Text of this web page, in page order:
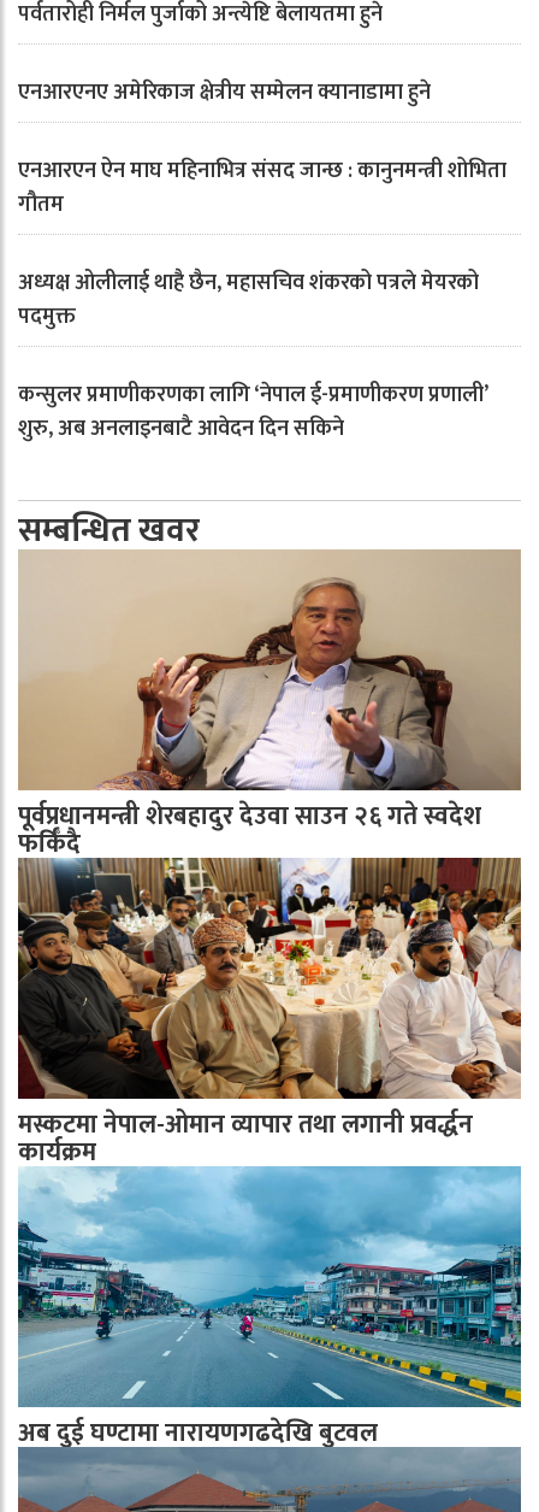
पर्वतारोही निर्मल पुर्जाको अन्त्येष्टि बेलायतमा हुने
एनआरएनए अमेरिकाज क्षेत्रीय सम्मेलन क्यानाडामा हुने
एनआरएन ऐन माघ महिनाभित्र संसद जान्छ : कानुनमन्त्री शोभिता
गौतम
अध्यक्ष ओलीलाई थाहै छैन, महासचिव शंकरको पत्रले मेयरको
पदमुक्त
कन्सुलर प्रमाणीकरणका लागि ‘नेपाल ई-प्रमाणीकरण प्रणाली’
शुरु, अब अनलाइनबाटै आवेदन दिन सकिने
सम्बन्धित खवर
पूर्वप्रधानमन्त्री शेरबहादुर देउवा साउन २६ गते स्वदेश
फर्किँदै
मस्कटमा नेपाल-ओमान व्यापार तथा लगानी प्रवर्द्धन
कार्यक्रम
अब दुई घण्टामा नारायणगढदेखि बुटवल